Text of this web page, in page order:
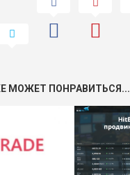
МОЖЕТ ПОНРАВИТЬСЯ...